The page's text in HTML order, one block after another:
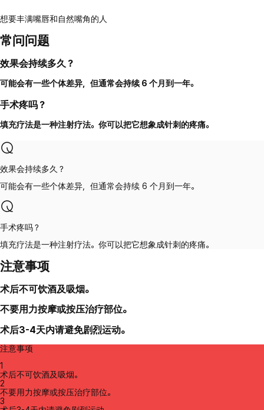
想要丰满嘴唇和自然嘴角的人
常问问题
效果会持续多久？
可能会有一些个体差异，但通常会持续 6 个月到一年。
手术疼吗？
填充疗法是一种注射疗法。你可以把它想象成针刺的疼痛。
效果会持续多久？
可能会有一些个体差异，但通常会持续 6 个月到一年。
手术疼吗？
填充疗法是一种注射疗法。你可以把它想象成针刺的疼痛。
注意事项
术后不可饮酒及吸烟。
不要用力按摩或按压治疗部位。
术后3-4天内请避免剧烈运动。
注意事项
1
术后不可饮酒及吸烟。
2
不要用力按摩或按压治疗部位。
3